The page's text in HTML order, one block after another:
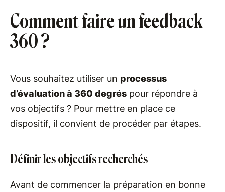
Comment faire un feedback
360 ?
Vous souhaitez utiliser un processus
d’évaluation à 360 degrés pour répondre à
vos objectifs ? Pour mettre en place ce
dispositif, il convient de procéder par étapes.
Définir les objectifs recherchés
Avant de commencer la préparation en bonne